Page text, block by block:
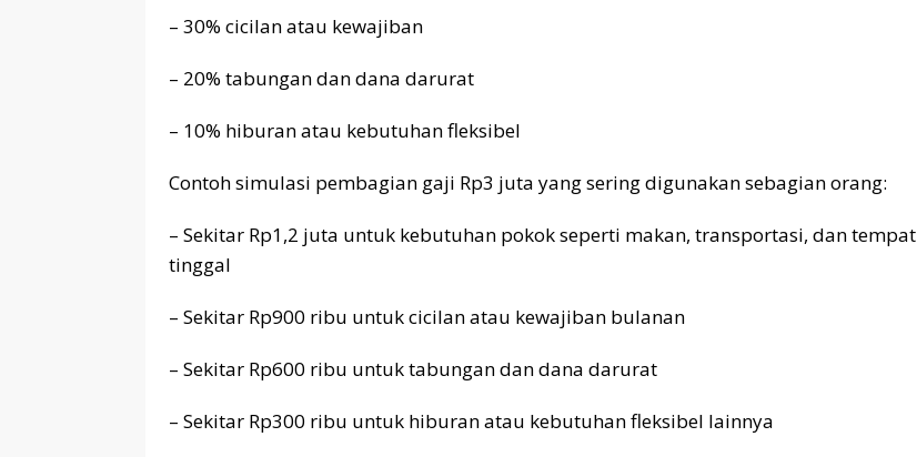
– 30% cicilan atau kewajiban
– 20% tabungan dan dana darurat
– 10% hiburan atau kebutuhan fleksibel
Contoh simulasi pembagian gaji Rp3 juta yang sering digunakan sebagian orang:
– Sekitar Rp1,2 juta untuk kebutuhan pokok seperti makan, transportasi, dan tempat
tinggal
– Sekitar Rp900 ribu untuk cicilan atau kewajiban bulanan
– Sekitar Rp600 ribu untuk tabungan dan dana darurat
– Sekitar Rp300 ribu untuk hiburan atau kebutuhan fleksibel lainnya